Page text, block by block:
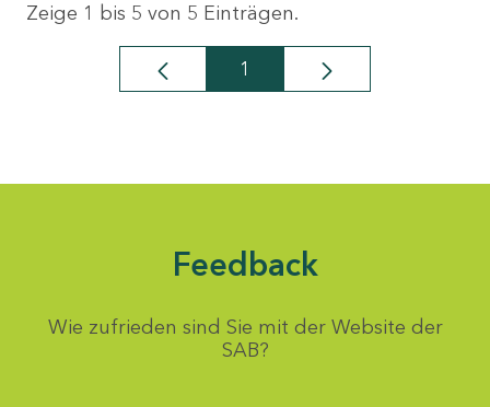
Zeige 1 bis 5 von 5 Einträgen.
Seite
1
Feedback
Wie zufrieden sind Sie mit der Website der
SAB?